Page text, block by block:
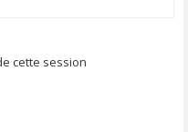
cette session